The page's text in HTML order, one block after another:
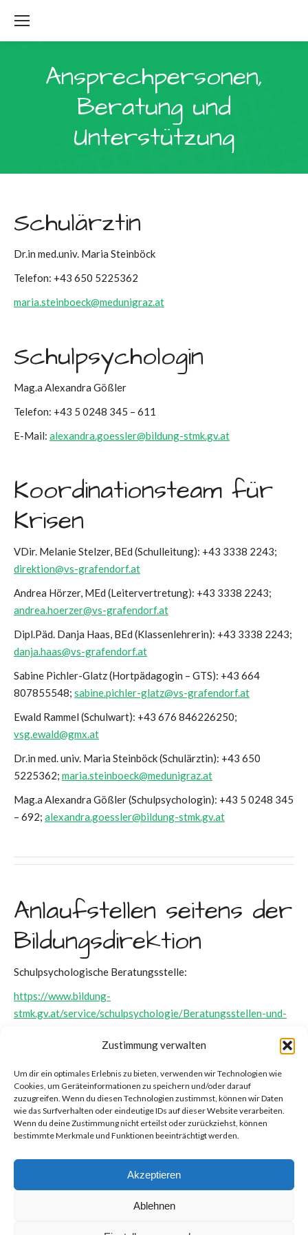
Zustimmung verwalten
Um dir ein optimales Erlebnis zu bieten, verwenden wir Technologien wie
Cookies, um Geräteinformationen zu speichern und/oder darauf
zuzugreifen. Wenn du diesen Technologien zustimmst, können wir Daten
wie das Surfverhalten oder eindeutige IDs auf dieser Website verarbeiten.
Wenn du deine Zustimmung nicht erteilst oder zurückziehst, können
bestimmte Merkmale und Funktionen beeinträchtigt werden.
Akzeptieren
Ablehnen
Ansprechpersonen,
Beratung und
Unterstützung
Schulärztin
Dr.in med.univ. Maria Steinböck
Telefon: +43 650 5225362
maria.steinboeck@medunigraz.at
Schulpsychologin
Mag.a Alexandra Gößler
Telefon: +43 5 0248 345 – 611
E-Mail: alexandra.goessler@bildung-stmk.gv.at
Koordinationsteam für
Krisen
VDir. Melanie Stelzer, BEd (Schulleitung): +43 3338 2243;
direktion@vs-grafendorf.at
Andrea Hörzer, MEd (Leitervertretung): +43 3338 2243;
andrea.hoerzer@vs-grafendorf.at
Dipl.Päd. Danja Haas, BEd (Klassenlehrerin): +43 3338 2243;
danja.haas@vs-grafendorf.at
Sabine Pichler-Glatz (Hortpädagogin – GTS): +43 664
807855548; sabine.pichler-glatz@vs-grafendorf.at
Ewald Rammel (Schulwart): +43 676 846226250;
vsg.ewald@gmx.at
Dr.in med. univ. Maria Steinböck (Schulärztin): +43 650
5225362; maria.steinboeck@medunigraz.at
Mag.a Alexandra Gößler (Schulpsychologin): +43 5 0248 345
– 692; alexandra.goessler@bildung-stmk.gv.at
Anlaufstellen seitens der
Bildungsdirektion
Schulpsychologische Beratungsstelle:
https://www.bildung-
stmk.gv.at/service/schulpsychologie/Beratungsstellen-und-
Zuständigkeiten Schulpsychologie und Schulärztlicher
Dienst:
http://www.bildung-stmk.gv.at/ueber-
uns/abteilungen/praesidialbereich/praes-6.html
Hier finden Sie weitere Informationen zu
Bildungsdirektion Steiermark: